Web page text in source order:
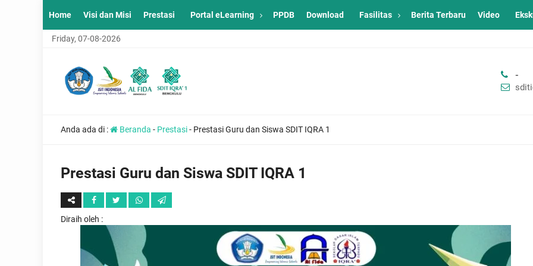
Home Visi dan Misi Prestasi Portal eLearning PPDB Download Fasilitas Berita Terbaru Video
Friday, 07-08-2026
-
Anda ada di : Beranda - Prestasi- Prestasi Guru dan Siswa SDIT IQRA 1
Prestasi Guru dan Siswa SDIT IQRA 1
Diraih oleh :